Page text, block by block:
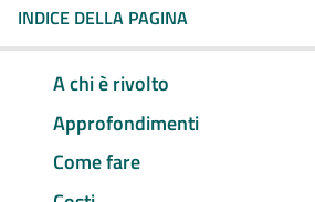
INDICE DELLA PAGINA
A chi è rivolto
Approfondimenti
Come fare